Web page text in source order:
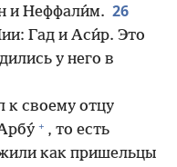
и Неффали́м. 26
Гад и Аси́р. Это
у него в
своему отцу
+ , то есть
как пришельцы